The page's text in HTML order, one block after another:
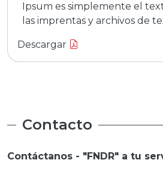
Ipsum es simplemente el
las imprentas y archivos de
Descargar
Contacto
Contáctanos - "FNDR" a tu